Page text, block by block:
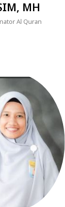
MH
Al Quran